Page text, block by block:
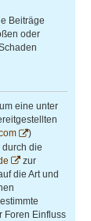
Beiträge
oder
eine unter
)
die
zur
die Art und
Foren Einfluss